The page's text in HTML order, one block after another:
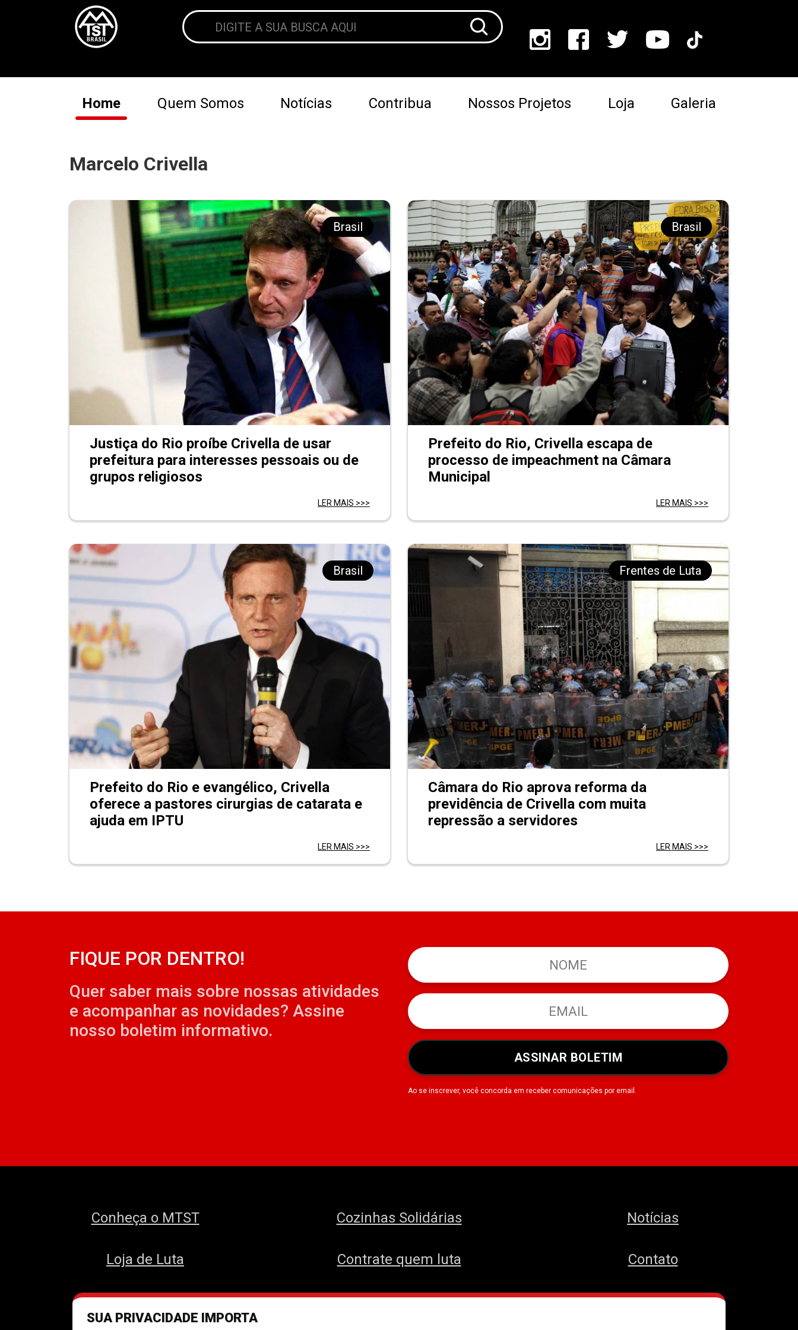
Home Quem Somos Notícias Contribua Nossos Projetos Loja Galeria
Marcelo Crivella
Brasil
Justiça do Rio proíbe Crivella de usar
prefeitura para interesses pessoais ou de
grupos religiosos
LER MAIS >>>
Brasil
Prefeito do Rio, Crivella escapa de
processo de impeachment na Câmara
Municipal
LER MAIS >>>
Brasil
Prefeito do Rio e evangélico, Crivella
oferece a pastores cirurgias de catarata e
ajuda em IPTU
LER MAIS >>>
Frentes de Luta
Câmara do Rio aprova reforma da
previdência de Crivella com muita
repressão a servidores
LER MAIS >>>
SUA PRIVACIDADE IMPORTA
FIQUE POR DENTRO!
Quer saber mais sobre nossas atividades
e acompanhar as novidades? Assine
nosso boletim informativo.
ASSINAR BOLETIM
Ao se inscrever, você concorda em receber comunicações por email.
Conheça o MTST
Loja de Luta
Cozinhas Solidárias
Contrate quem luta
Notícias
Contato
Desenvolvido pelo